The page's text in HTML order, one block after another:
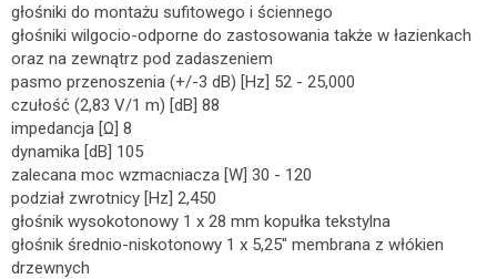
głośniki do montażu sufitowego i ściennego
głośniki wilgocio-odporne do zastosowania także w łazienkach
oraz na zewnątrz pod zadaszeniem
pasmo przenoszenia (+/-3 dB) [Hz] 52 - 25,000
czułość (2,83 V/1 m) [dB] 88
impedancja [Ω] 8
dynamika [dB] 105
zalecana moc wzmacniacza [W] 30 - 120
podział zwrotnicy [Hz] 2,450
głośnik wysokotonowy 1 x 28 mm kopułka tekstylna
głośnik średnio-niskotonowy 1 x 5,25" membrana z włókien
drzewnych